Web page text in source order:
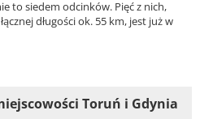
to siedem odcinków. Pięć z nich,
długości ok. 55 km, jest już w
Toruń i Gdynia